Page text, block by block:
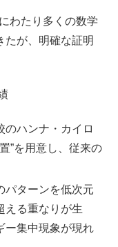
わたり多くの数学
たが、明確な証明
のハンナ・カイロ
”を用意し、従来の
パターンを低次元
える重なりが生
ー集中現象が現れ